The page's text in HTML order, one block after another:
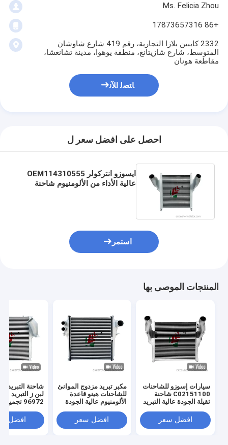
Ms. Felicia Zhou
+86 17873657316
2332 كايبين بلازا التجارية، رقم 419 شارع شاوشان
المتوسط، شارع شازيتانغ، منطقة يوهوا، مدينة تشانغشا،
مقاطعة هونان
ﺎﺘﺼﻟ ﺍﻶﻧ
احصل على افضل سعر ل
ايسوزو انتركولر OEM114310555
عالية الأداء من الألومنيوم شاحنة
استمر
المنتجات الموصى بها
سيارات إسوزو للشاحنات
C02151100 شاحنة
ثقيلة الجودة عالية التبريد
افضل سعر
مكبر تبريد مزدوج الموانئ
للشاحنات هينو قاعدة
الألومنيوم عالية الجودة
مكبر تبريد للسيارات
افضل سعر
شاحنة التبريد
لبن ز التبريد
96972
افضل